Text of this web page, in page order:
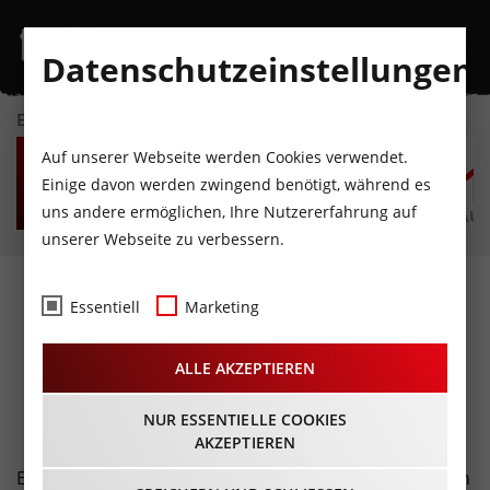
EVENTKALENDER
DO
6
AUGUST
FR
7
AUGUST
SA
8
AUGUST
SO
9
AUGUST
MO
10
AUGUST
Fotos- McDonald’s trifft
Mode@Innsbruck
18.06.2025
Eine Crew-Uniform, die nicht nur gut aussieht, sondern
Datenschutzeinstellungen
Auf unserer Webseite werden Cookies verwendet.
Einige davon werden zwingend benötigt, während es
uns andere ermöglichen, Ihre Nutzererfahrung auf
unserer Webseite zu verbessern.
Essentiell Marketing
ALLE AKZEPTIEREN
NUR ESSENTIELLE COOKIES
AKZEPTIEREN